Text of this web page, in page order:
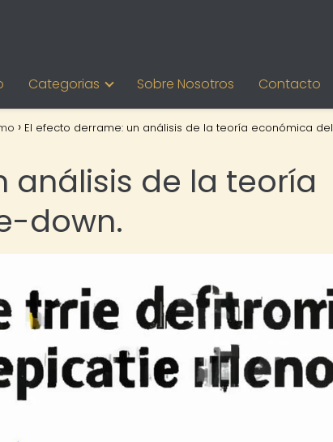
Categorias Sobre Nosotros Contacto
El efecto derrame: un análisis de la teoría económica del
análisis de la teoría
down.